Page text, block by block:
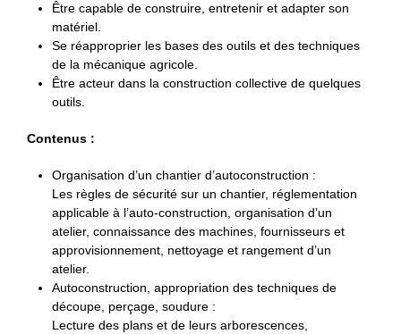
Être capable de construire, entretenir et adapter son
matériel.
Se réapproprier les bases des outils et des techniques
de la mécanique agricole.
Être acteur dans la construction collective de quelques
outils.
Contenus :
Organisation d’un chantier d’autoconstruction :
Les règles de sécurité sur un chantier, réglementation
applicable à l’auto-construction, organisation d’un
atelier, connaissance des machines, fournisseurs et
approvisionnement, nettoyage et rangement d’un
atelier.
Autoconstruction, appropriation des techniques de
découpe, perçage, soudure :
Lecture des plans et de leurs arborescences,